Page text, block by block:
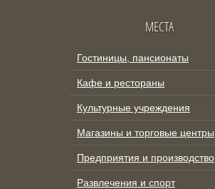
МЕСТА
Гостиницы, пансионаты
Кафе и рестораны
Культурные учреждения
Магазины и торговые центры
Предприятия и производство
Развлечения и спорт